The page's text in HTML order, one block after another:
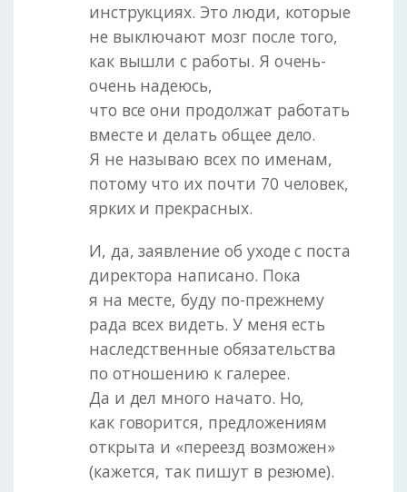
инструкциях. Это люди, которые
не выключают мозг после того,
как вышли с работы. Я очень-
очень надеюсь,
что все они продолжат работать
вместе и делать общее дело.
Я не называю всех по именам,
потому что их почти 70 человек,
ярких и прекрасных.
И, да, заявление об уходе с поста
директора написано. Пока
я на месте, буду по-прежнему
рада всех видеть. У меня есть
наследственные обязательства
по отношению к галерее.
Да и дел много начато. Но,
как говорится, предложениям
открыта и «переезд возможен»
(кажется, так пишут в резюме).